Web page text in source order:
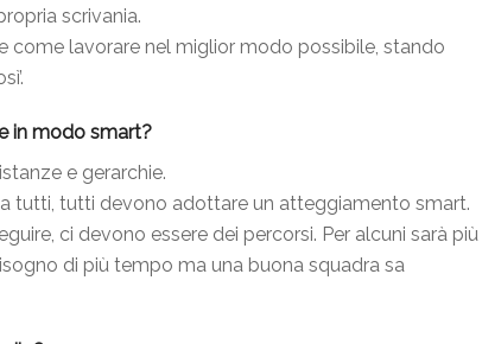
scrivania.
come lavorare nel miglior modo possibile, stando
in modo smart?
e gerarchie.
tutti, tutti devono adottare un atteggiamento smart.
ci devono essere dei percorsi. Per alcuni sarà più
di più tempo ma una buona squadra sa